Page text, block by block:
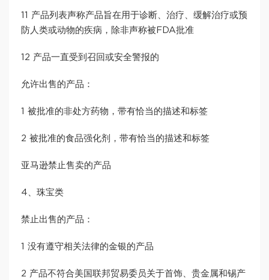
11 产品列表声称产品旨在用于诊断、治疗、缓解治疗或预
防人类或动物的疾病，除非声称被FDA批准
12 产品一直受到召回或安全警报的
允许出售的产品：
1 被批准的非处方药物，带有恰当的描述和标签
2 被批准的食品强化剂，带有恰当的描述和标签
亚马逊禁止售卖的产品
4、珠宝类
禁止出售的产品：
1 没有遵守相关法律的金银的产品
2 产品不符合美国联邦贸易委员关于首饰、贵金属和锡产